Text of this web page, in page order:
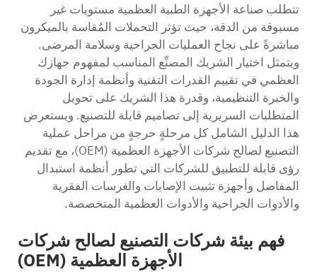
تتطلب صناعة الأجهزة الطبية العظمية مستويات غير
مسبوقة من الدقة، حيث تؤثر التحملات المُقاسة بالميكرون
مباشرةً على نجاح العمليات الجراحية وسلامة المرضى.
ويتمثل اختيار الشريك المصنِّع المناسب لمفهوم جهازك
العظمي في تقييم القدرات التقنية وأنظمة إدارة الجودة
والخبرة التنظيمية، وقدرة هذا الشريك على تحويل
المتطلبات السريرية إلى تصاميم قابلة للتصنيع. ويستعرض
هذا الدليل الشامل كل مرحلةٍ حرجةٍ من مراحل عملية
التصنيع لصالح شركات الأجهزة العظمية (OEM)، مع تقديم
رؤى قابلة للتطبيق للشركات التي تطور أنظمة استبدال
المفاصل وأجهزة تثبيت الإصابات والغرسات الفقرية
والأدوات الجراحية والأدوات العظمية المتخصصة.
فهم بيئة شركات التصنيع لصالح شركات
الأجهزة العظمية (OEM)